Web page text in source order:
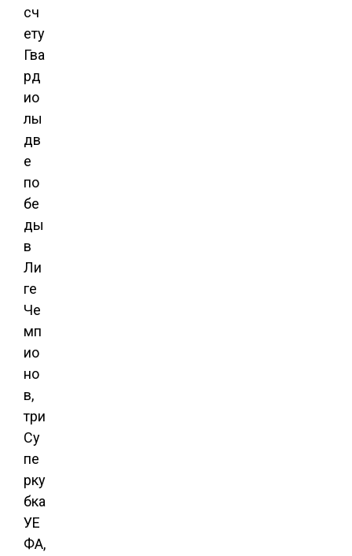
сч
ету
Гва
рд
ио
лы
дв
е
по
бе
ды
в
Ли
ге
Че
мп
ио
но
в,
три
Су
пе
рку
бка
УЕ
ФА,